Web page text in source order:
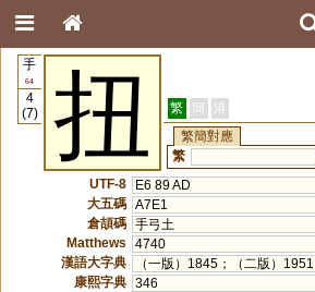
手
64
4
(7)
扭 繁 簡 港
繁簡對應
繁
UTF-8
E6 89 AD
大五碼 A7E1
倉頡碼 手弓土
Matthews
4740
漢語大字典
（一版）1845；（二版）1951
康熙字典 346